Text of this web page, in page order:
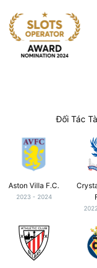
Đối Tác
Aston Villa F.C.
2023 - 2024